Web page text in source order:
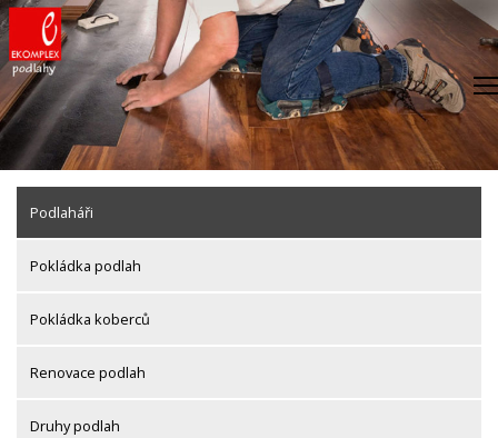
Skip
to
content
Podlaháři
Pokládka podlah
Pokládka koberců
Renovace podlah
Druhy podlah